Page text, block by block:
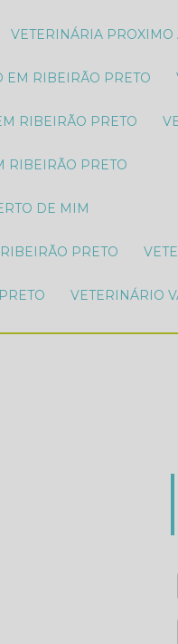
VETERINÁRIA
EM RIBEIRÃO PRETO
RIBEIRÃO PRETO
RIBEIRÃO PRETO
DE MIM
PRETO
VETERINÁRIO